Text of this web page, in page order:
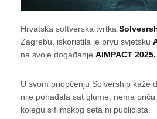
Hrvatska softverska tvrtka
Zagrebu, iskoristila je prvu svjetsku
na svoje događanje AIMPACT 2025.
U svom priopćenju Solvership kaže
nije pohađala sat glume, nema
kolegu s filmskog seta ni publicista.